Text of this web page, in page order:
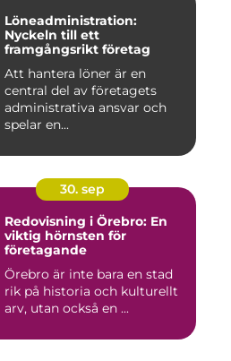
Löneadministration:
Nyckeln till ett
framgångsrikt företag
Att hantera löner är en
central del av företagets
administrativa ansvar och
spelar en...
30. sep
Redovisning i Örebro: En
viktig hörnsten för
företagande
Örebro är inte bara en stad
rik på historia och kulturellt
arv, utan också en ...